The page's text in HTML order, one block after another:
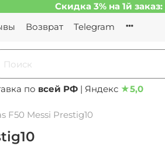
Скидка 3% на 1й заказ:
Возврат Telegram
по всей РФ | Яндекс ★5,0
F50 Messi Prestig10